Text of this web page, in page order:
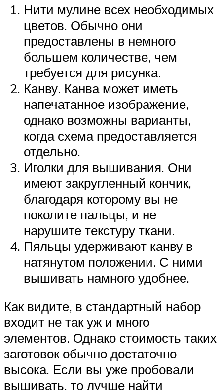
Нити мулине всех необходимых
цветов. Обычно они
предоставлены в немного
большем количестве, чем
требуется для рисунка.
Канву. Канва может иметь
напечатанное изображение,
однако возможны варианты,
когда схема предоставляется
отдельно.
Иголки для вышивания. Они
имеют закругленный кончик,
благодаря которому вы не
поколите пальцы, и не
нарушите текстуру ткани.
Пяльцы удерживают канву в
натянутом положении. С ними
вышивать намного удобнее.
Как видите, в стандартный набор
входит не так уж и много
элементов. Однако стоимость таких
заготовок обычно достаточно
высока. Если вы уже пробовали
вышивать, то лучше найти